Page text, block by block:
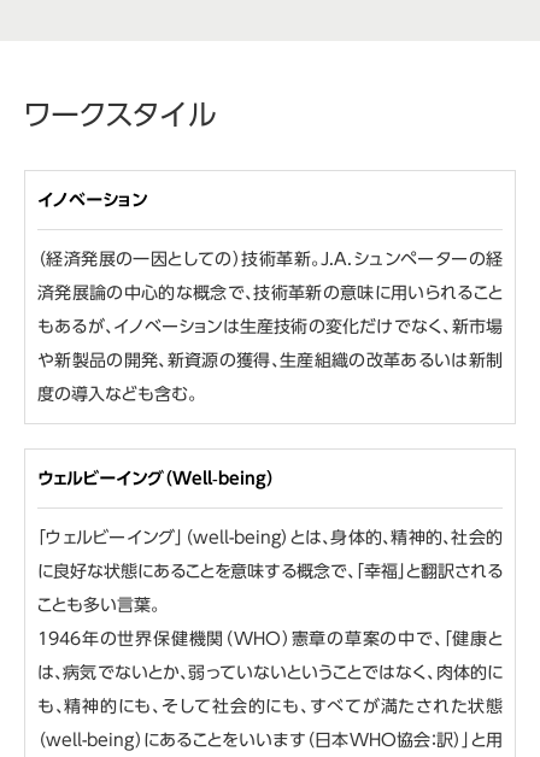
ワークスタイル
イノベーション
（経済発展の一因としての）技術革新。J.A.シュンペーターの経
済発展論の中心的な概念で、技術革新の意味に用いられること
もあるが、イノベーションは生産技術の変化だけでなく、新市場
や新製品の開発、新資源の獲得、生産組織の改革あるいは新制
度の導入なども含む。
ウェルビーイング（Well-being）
「ウェルビーイング」（well-being）とは、身体的、精神的、社会的
に良好な状態にあることを意味する概念で、「幸福」と翻訳される
ことも多い言葉。
1946年の世界保健機関（WHO）憲章の草案の中で、「健康と
は、病気でないとか、弱っていないということではなく、肉体的に
も、精神的にも、そして社会的にも、すべてが満たされた状態
（well-being）にあることをいいます（日本WHO協会：訳）」と用